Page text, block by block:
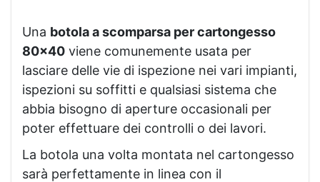
Una botola a scomparsa per cartongesso
80×40 viene comunemente usata per
lasciare delle vie di ispezione nei vari impianti,
ispezioni su soffitti e qualsiasi sistema che
abbia bisogno di aperture occasionali per
poter effettuare dei controlli o dei lavori.
La botola una volta montata nel cartongesso
sarà perfettamente in linea con il